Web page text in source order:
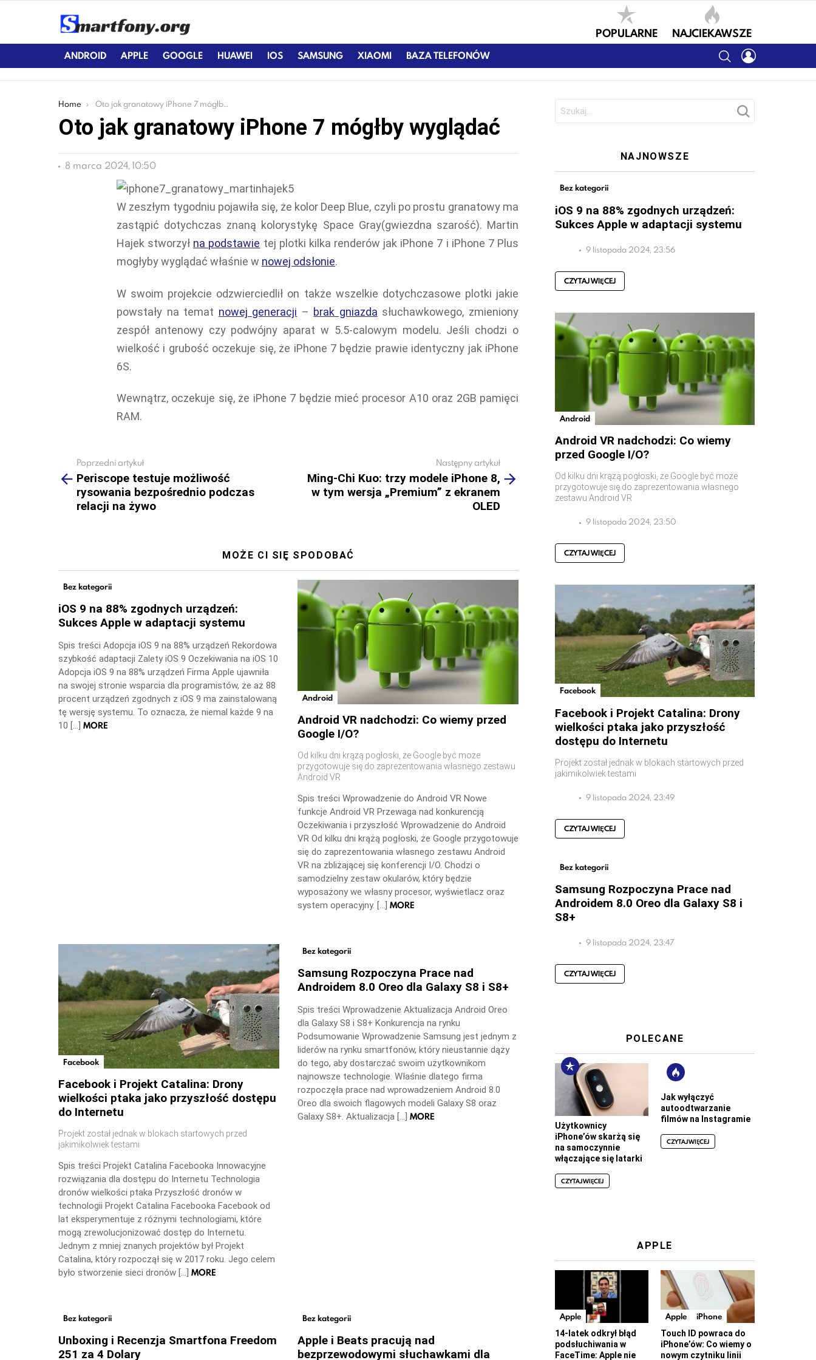
POPULARNE NAJCIEKAWSZE
ANDROID APPLE GOOGLE HUAWEI IOS SAMSUNG XIAOMI BAZA TELEFONÓW SEARCH
You are here:
Home Oto jak granatowy iPhone 7 mógłby wyglądać
Oto jak granatowy iPhone 7 mógłby wyglądać
8 marca 2024, 10:50
W zeszłym tygodniu pojawiła się, że kolor Deep Blue, czyli po prostu granatowy ma
zastąpić dotychczas znaną kolorystykę Space Gray(gwiezdna szarość). Martin
Hajek stworzył na podstawie tej plotki kilka renderów jak iPhone 7 i iPhone 7 Plus
mogłyby wyglądać właśnie w nowej odsłonie.
W swoim projekcie odzwierciedlił on także wszelkie dotychczasowe plotki jakie
powstały na temat nowej generacji – brak gniazda słuchawkowego, zmieniony
zespół antenowy czy podwójny aparat w 5.5-calowym modelu. Jeśli chodzi o
wielkość i grubość oczekuje się, że iPhone 7 będzie prawie identyczny jak iPhone
6S.
Wewnątrz, oczekuje się, że iPhone 7 będzie mieć procesor A10 oraz 2GB pamięci
RAM.
more
Poprzedni artykuł
Periscope testuje możliwość
rysowania bezpośrednio podczas
relacji na żywo
Następny artykuł
Ming-Chi Kuo: trzy modele iPhone 8,
w tym wersja „Premium” z ekranem
OLED
MOŻE CI SIĘ SPODOBAĆ
Bez kategorii
iOS 9 na 88% zgodnych urządzeń:
Sukces Apple w adaptacji systemu
Spis treści Adopcja iOS 9 na 88% urządzeń Rekordowa
szybkość adaptacji Zalety iOS 9 Oczekiwania na iOS 10
Adopcja iOS 9 na 88% urządzeń Firma Apple ujawniła
na swojej stronie wsparcia dla programistów, że aż 88
procent urządzeń zgodnych z iOS 9 ma zainstalowaną
tę wersję systemu. To oznacza, że niemal każde 9 na
10 […] MORE
Android
Android VR nadchodzi: Co wiemy przed
Google I/O?
Od kilku dni krążą pogłoski, że Google być może
przygotowuje się do zaprezentowania własnego zestawu
Android VR
Spis treści Wprowadzenie do Android VR Nowe
funkcje Android VR Przewaga nad konkurencją
Oczekiwania i przyszłość Wprowadzenie do Android
VR Od kilku dni krążą pogłoski, że Google przygotowuje
się do zaprezentowania własnego zestawu Android
VR na zbliżającej się konferencji I/O. Chodzi o
samodzielny zestaw okularów, który będzie
wyposażony we własny procesor, wyświetlacz oraz
system operacyjny. […] MORE
Facebook
Facebook i Projekt Catalina: Drony
wielkości ptaka jako przyszłość dostępu
do Internetu
Projekt został jednak w blokach startowych przed
jakimikolwiek testami
Spis treści Projekt Catalina Facebooka Innowacyjne
rozwiązania dla dostępu do Internetu Technologia
dronów wielkości ptaka Przyszłość dronów w
technologii Projekt Catalina Facebooka Facebook od
lat eksperymentuje z różnymi technologiami, które
mogą zrewolucjonizować dostęp do Internetu.
Jednym z mniej znanych projektów był Projekt
Catalina, który rozpoczął się w 2017 roku. Jego celem
było stworzenie sieci dronów […] MORE
Bez kategorii
Samsung Rozpoczyna Prace nad
Androidem 8.0 Oreo dla Galaxy S8 i S8+
Spis treści Wprowadzenie Aktualizacja Android Oreo
dla Galaxy S8 i S8+ Konkurencja na rynku
Podsumowanie Wprowadzenie Samsung jest jednym z
liderów na rynku smartfonów, który nieustannie dąży
do tego, aby dostarczać swoim użytkownikom
najnowsze technologie. Właśnie dlatego firma
rozpoczęła prace nad wprowadzeniem Android 8.0
Oreo dla swoich flagowych modeli Galaxy S8 oraz
Galaxy S8+. Aktualizacja […] MORE
Bez kategorii
Unboxing i Recenzja Smartfona Freedom
251 za 4 Dolary
Bez kategorii
Apple i Beats pracują nad
bezprzewodowymi słuchawkami dla
NAJNOWSZE
Bez kategorii
iOS 9 na 88% zgodnych urządzeń:
Sukces Apple w adaptacji systemu
9 listopada 2024, 23:56
CZYTAJ WIĘCEJ
Android
Android VR nadchodzi: Co wiemy
przed Google I/O?
Od kilku dni krążą pogłoski, że Google być może
przygotowuje się do zaprezentowania własnego
zestawu Android VR
9 listopada 2024, 23:50
CZYTAJ WIĘCEJ
Facebook
Facebook i Projekt Catalina: Drony
wielkości ptaka jako przyszłość
dostępu do Internetu
Projekt został jednak w blokach startowych przed
jakimikolwiek testami
9 listopada 2024, 23:49
CZYTAJ WIĘCEJ
Bez kategorii
Samsung Rozpoczyna Prace nad
Androidem 8.0 Oreo dla Galaxy S8 i
S8+
9 listopada 2024, 23:47
CZYTAJ WIĘCEJ
POLECANE
Użytkownicy
iPhone’ów skarżą się
na samoczynnie
włączające się latarki
CZYTAJ WIĘCEJ
Jak wyłączyć
autoodtwarzanie
filmów na Instagramie
CZYTAJ WIĘCEJ
APPLE
Apple
14-latek odkrył błąd
podsłuchiwania w
FaceTime: Apple nie
Apple iPhone
Touch ID powraca do
iPhone’ów: Co wiemy o
nowym czytniku linii